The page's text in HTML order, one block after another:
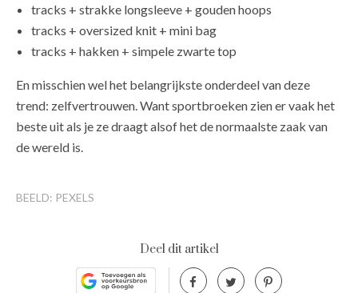
tracks + strakke longsleeve + gouden hoops
tracks + oversized knit + mini bag
tracks + hakken + simpele zwarte top
En misschien wel het belangrijkste onderdeel van deze
trend: zelfvertrouwen. Want sportbroeken zien er vaak het
beste uit als je ze draagt alsof het de normaalste zaak van
de wereld is.
BEELD: PEXELS
Deel dit artikel